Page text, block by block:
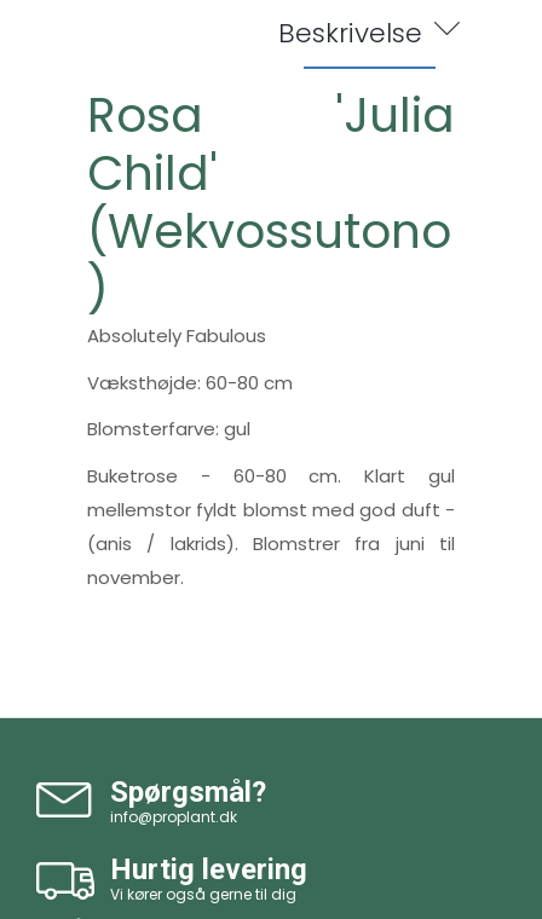
Beskrivelse
Rosa 'Julia
Child'
(Wekvossutono
)
Absolutely Fabulous
Væksthøjde: 60-80 cm
Blomsterfarve: gul
Buketrose - 60-80 cm. Klart gul
mellemstor fyldt blomst med god duft -
(anis / lakrids). Blomstrer fra juni til
november.
Spørgsmål?
info@proplant.dk
Hurtig levering
Vi kører også gerne til dig